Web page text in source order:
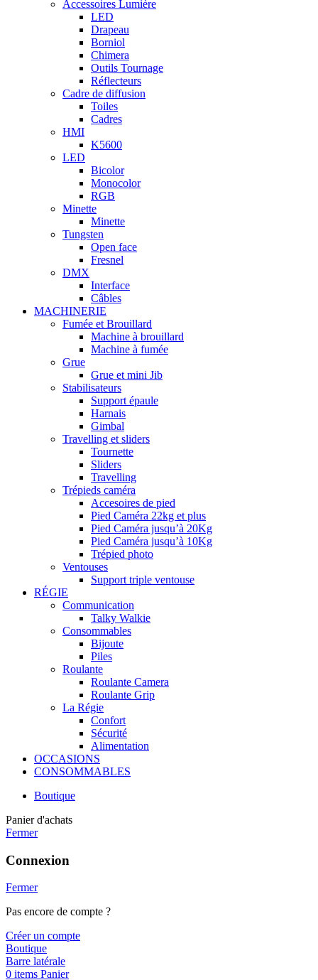
Accessoires Lumière
LED
Drapeau
Borniol
Chimera
Outils Tournage
Réflecteurs
Cadre de diffusion
Toiles
Cadres
HMI
K5600
LED
Bicolor
Monocolor
RGB
Minette
Minette
Tungsten
Open face
Fresnel
DMX
Interface
Câbles
MACHINERIE
Fumée et Brouillard
Machine à brouillard
Machine à fumée
Grue
Grue et mini Jib
Stabilisateurs
Support épaule
Harnais
Gimbal
Travelling et sliders
Tournette
Sliders
Travelling
Trépieds caméra
Accesoires de pied
Pied Caméra 22kg et plus
Pied Caméra jusqu’à 20Kg
Pied Caméra jusqu’à 10Kg
Trépied photo
Ventouses
Support triple ventouse
RÉGIE
Communication
Talky Walkie
Consommables
Bijoute
Piles
Roulante
Roulante Camera
Roulante Grip
La Régie
Confort
Sécurité
Alimentation
OCCASIONS
CONSOMMABLES
Boutique
Panier d'achats
Fermer
Connexion
Fermer
Pas encore de compte ?
Créer un compte
Boutique
Barre latérale
0 items Panier